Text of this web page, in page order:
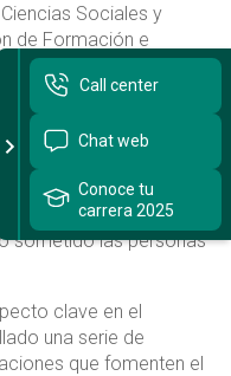
Sociales y
de Formación e
de herramientas
para los
Profesional
poder entregar
en vista del contexto
sometido las personas
clave en el
una serie de
que fomenten el
Call center
Chat web
Conoce tu
carrera 2025